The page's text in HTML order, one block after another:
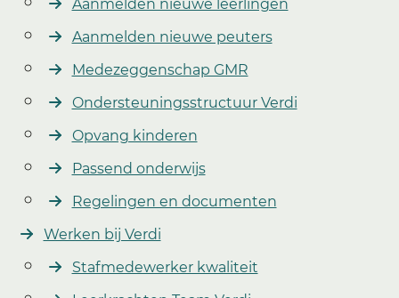
Aanmelden nieuwe leerlingen
Aanmelden nieuwe peuters
Medezeggenschap GMR
Ondersteuningsstructuur Verdi
Opvang kinderen
Passend onderwijs
Regelingen en documenten
Werken bij Verdi
Stafmedewerker kwaliteit